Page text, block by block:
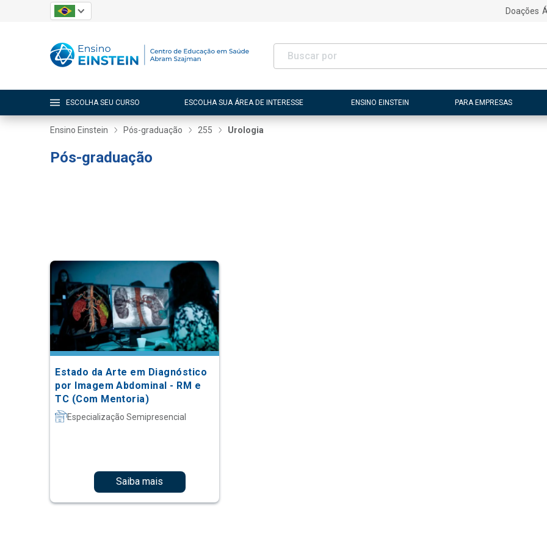
Doações
ESCOLHA SEU CURSO ESCOLHA SUA ÁREA DE INTERESSE ENSINO EINSTEIN PARA EMPRESAS
Ensino Einstein Pós-graduação 255 Urologia
Pós-graduação
Estado da Arte em Diagnóstico
por Imagem Abdominal - RM e
TC (Com Mentoria)
Especialização Semipresencial
Saiba mais